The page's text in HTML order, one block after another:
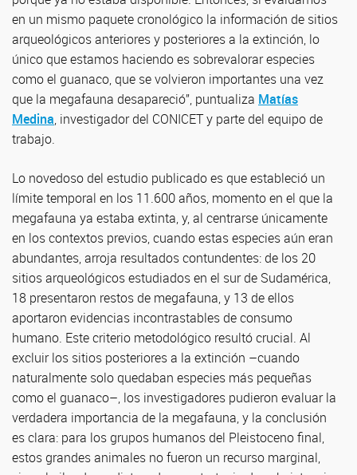
en un mismo paquete cronológico la información de sitios
arqueológicos anteriores y posteriores a la extinción, lo
único que estamos haciendo es sobrevalorar especies
como el guanaco, que se volvieron importantes una vez
que la megafauna desapareció”, puntualiza Matías
Medina, investigador del CONICET y parte del equipo de
trabajo.
Lo novedoso del estudio publicado es que estableció un
límite temporal en los 11.600 años, momento en el que la
megafauna ya estaba extinta, y, al centrarse únicamente
en los contextos previos, cuando estas especies aún eran
abundantes, arroja resultados contundentes: de los 20
sitios arqueológicos estudiados en el sur de Sudamérica,
18 presentaron restos de megafauna, y 13 de ellos
aportaron evidencias incontrastables de consumo
humano. Este criterio metodológico resultó crucial. Al
excluir los sitios posteriores a la extinción –cuando
naturalmente solo quedaban especies más pequeñas
como el guanaco–, los investigadores pudieron evaluar la
verdadera importancia de la megafauna, y la conclusión
es clara: para los grupos humanos del Pleistoceno final,
estos grandes animales no fueron un recurso marginal,